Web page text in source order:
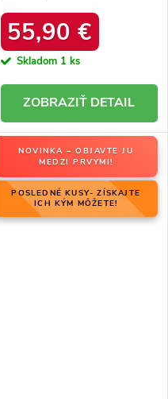
produktu OO274A206
55,90 €
Skladom 1 ks
DETAIL
NOVINKA – OBJAVTE JU
MEDZI PRVÝMI!
POSLEDNÉ KUSY- ZÍSKAJTE
ICH KÝM MÔŽETE!